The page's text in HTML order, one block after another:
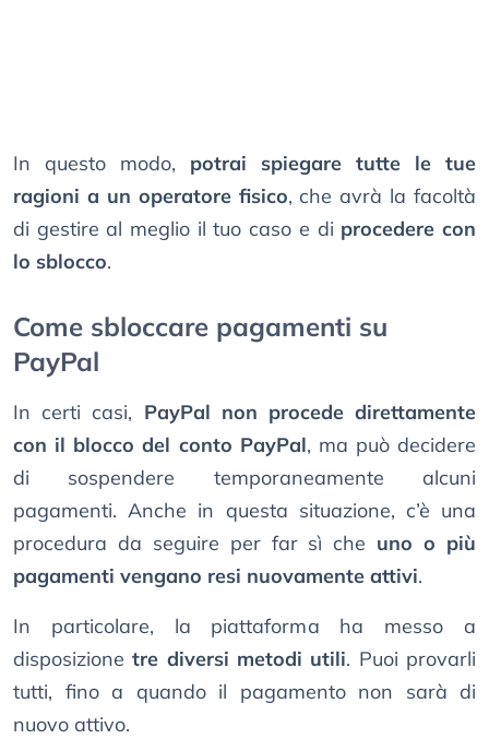
In questo modo, potrai spiegare tutte le tue
ragioni a un operatore fisico, che avrà la facoltà
di gestire al meglio il tuo caso e di procedere con
lo sblocco.
Come sbloccare pagamenti su
PayPal
In certi casi, PayPal non procede direttamente
con il blocco del conto PayPal, ma può decidere
di sospendere temporaneamente alcuni
pagamenti. Anche in questa situazione, c’è una
procedura da seguire per far sì che uno o più
pagamenti vengano resi nuovamente attivi.
In particolare, la piattaforma ha messo a
disposizionetre diversi metodi utili. Puoi provarli
tutti, fino a quando il pagamento non sarà di
nuovo attivo.